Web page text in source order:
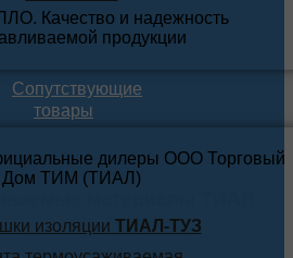
Сопутствующие
товары
изоляции ТИАЛ-ТУЗ